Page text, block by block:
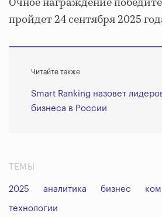
пройдет 24 сентября 2025
Читайте также
Smart Ranking назовет
бизнеса в России
ТЕМЫ
2025 аналитика бизнес
технологии